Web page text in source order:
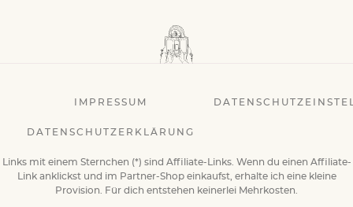
IMPRESSUM
DATENSCHUTZERKLÄRUNG
Links mit einem Sternchen (*) sind Affiliate-Links. Wenn du einen Affiliate-
Link anklickst und im Partner-Shop einkaufst, erhalte ich eine kleine
Provision. Für dich entstehen keinerlei Mehrkosten.